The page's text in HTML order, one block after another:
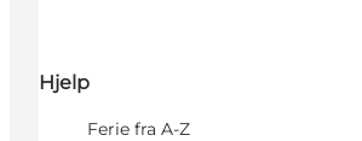
Hjelp
Ferie fra A-Z